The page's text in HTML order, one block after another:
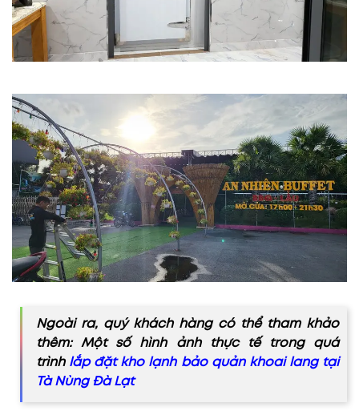
Ngoài ra, quý khách hàng có thể tham khảo
thêm: Một số hình ảnh thực tế trong quá
trình lắp đặt kho lạnh bảo quản khoai lang tại
Tà Nùng Đà Lạt